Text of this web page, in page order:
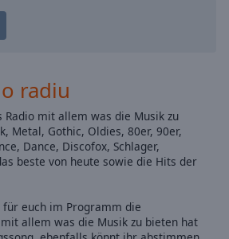
radiu
Radio mit allem was die Musik zu
Metal, Gothic, Oldies, 80er, 90er,
Dance, Discofox, Schlager,
beste von heute sowie die Hits der
euch im Programm die
allem was die Musik zu bieten hat